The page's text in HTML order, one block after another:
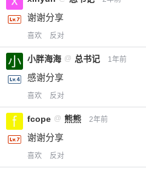
谢谢分享
喜欢 反对
小胖海海 @ 总书记 1年前
感谢分享
喜欢 反对
fcope @ 熊熊 2年前
谢谢分享
喜欢 反对